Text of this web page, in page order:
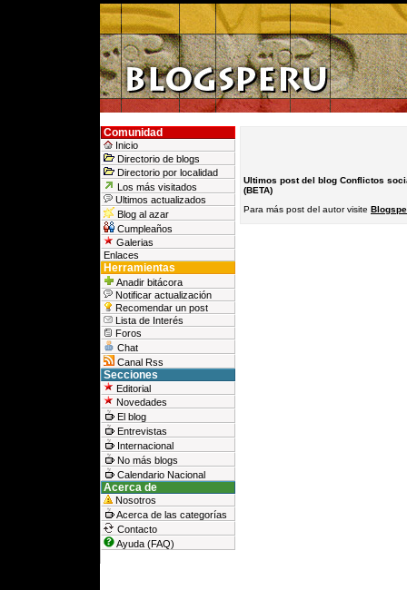
Comunidad
Inicio
Directorio de blogs
Directorio por localidad
Los más visitados
Ultimos actualizados
Blog al azar
Cumpleaños
Galerias
Enlaces
Herramientas
Anadir bitácora
Notificar actualización
Recomendar un post
Lista de Interés
Foros
Chat
Canal Rss
Secciones
Editorial
Novedades
El blog
Entrevistas
Internacional
No más blogs
Calendario Nacional
Acerca de
Nosotros
Acerca de las categorías
Contacto
Ayuda (FAQ)
Ultimos post del blog Conflictos
(BETA)
Para más post del autor visite